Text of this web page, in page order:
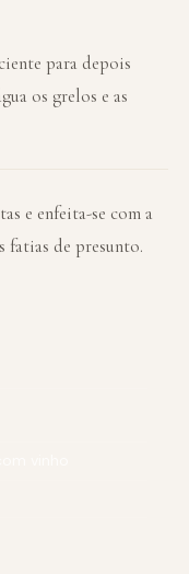
para depois
os grelos e as
e enfeita-se com a
fatias de presunto.